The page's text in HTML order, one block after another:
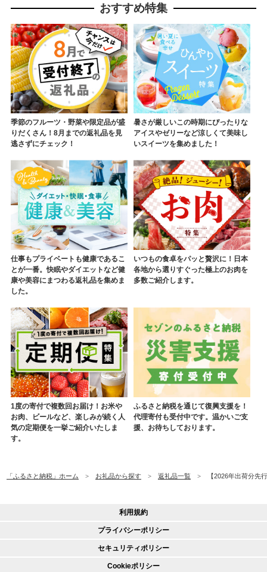
おすすめ特集
季節のフルーツ・野菜や限定品が盛
りだくさん！8月までの返礼品を見
逃さずにチェック！
暑さが厳しいこの時期にぴったりな
アイスやゼリーなど涼しくて美味し
いスイーツを集めました！
仕事もプライベートも健康であるこ
とが一番。快眠やダイエットなど健
康や美容にまつわる返礼品を集めま
した。
いつもの食卓をパッと贅沢に！日本
各地から選りすぐった極上のお肉を
多数ご紹介します。
1度の寄付で複数回お届け！お米や
お肉、ビールなど、楽しみが続く人
気の定期便を一挙ご紹介いたしま
す。
ふるさと納税を通じて復興支援を！
代理寄付も受付中です。温かいご支
援、お待ちしております。
「ふるさと納税」ホーム お礼品から探す 返礼品一覧 【2026年出荷分先
利用規約
プライバシーポリシー
セキュリティポリシー
Cookieポリシー